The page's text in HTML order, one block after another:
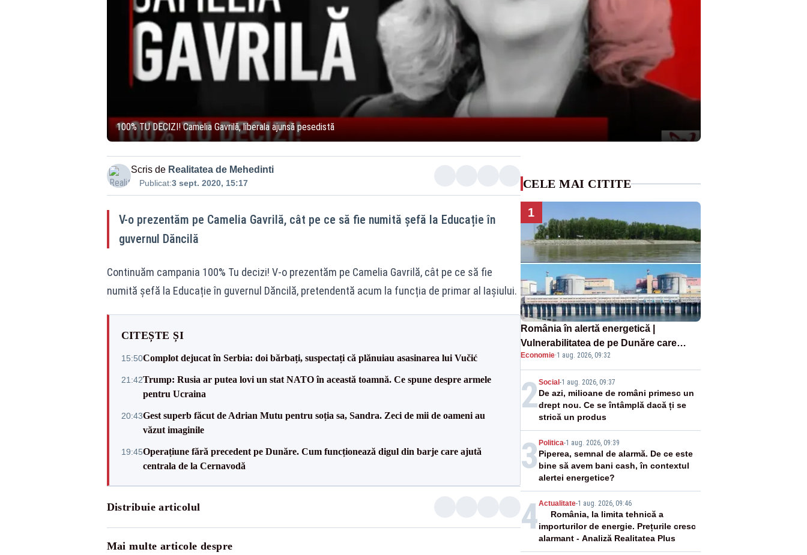
100% TU DECIZI! Camelia Gavrilă, liberala ajunsă pesedistă
Scris de Realitatea de Mehedinti
Publicat:3 sept. 2020, 15:17
V-o prezentăm pe Camelia Gavrilă, cât pe ce să fie numită șefă la Educație în
guvernul Dăncilă
Continuăm campania 100% Tu decizi! V-o prezentăm pe Camelia Gavrilă, cât pe ce să fie
numită șefă la Educație în guvernul Dăncilă, pretendentă acum la funcția de primar al Iașiului.
CITEȘTE ȘI
15:50Complot dejucat în Serbia: doi bărbați, suspectați că plănuiau asasinarea lui Vučić
21:42Trump: Rusia ar putea lovi un stat NATO în această toamnă. Ce spune despre armele
pentru Ucraina
20:43Gest superb făcut de Adrian Mutu pentru soția sa, Sandra. Zeci de mii de oameni au
văzut imaginile
19:45Operațiune fără precedent pe Dunăre. Cum funcționează digul din barje care ajută
centrala de la Cernavodă
Distribuie articolul
Mai multe articole despre
CELE MAI CITITE
1
România în alertă energetică |
Vulnerabilitatea de pe Dunăre care
pune în pericol Centrala Cernavodă era
cunoscută de pe vremea lui Ceaușescu
Economie·1 aug. 2026, 09:32
2Social -1 aug. 2026, 09:37
De azi, milioane de români primesc un
drept nou. Ce se întâmplă dacă ți se
strică un produs
3 Politica-1 aug. 2026, 09:39
Piperea, semnal de alarmă. De ce este
bine să avem bani cash, în contextul
alertei energetice?
4Actualitate-1 aug. 2026, 09:46
România, la limita tehnică a
importurilor de energie. Prețurile cresc
alarmant - Analiză Realitatea Plus